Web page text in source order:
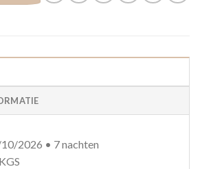
2026 • 7 nachten